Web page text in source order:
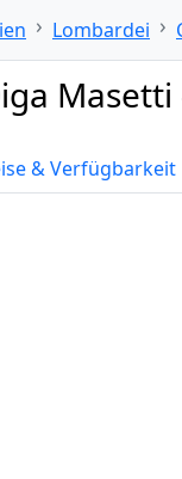
Lombardei
Masetti
& Verfügbarkeit